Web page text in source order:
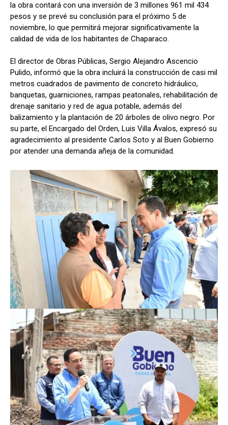
la obra contará con una inversión de 3 millones 961 mil 434
pesos y se prevé su conclusión para el próximo 5 de
noviembre, lo que permitirá mejorar significativamente la
calidad de vida de los habitantes de Chaparaco.
El director de Obras Públicas, Sergio Alejandro Ascencio
Pulido, informó que la obra incluirá la construcción de casi mil
metros cuadrados de pavimento de concreto hidráulico,
banquetas, guarniciones, rampas peatonales, rehabilitación de
drenaje sanitario y red de agua potable, además del
balizamiento y la plantación de 20 árboles de olivo negro. Por
su parte, el Encargado del Orden, Luis Villa Ávalos, expresó su
agradecimiento al presidente Carlos Soto y al Buen Gobierno
por atender una demanda añeja de la comunidad.